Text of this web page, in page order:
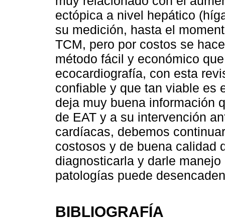
ectópica a nivel hepático
su medición, hasta el
TCM, pero por costos se
método fácil y económico
ecocardiografía, con esta
confiable y que tan viable es
deja muy buena información
de EAT y a su intervención
cardíacas, debemos
costosos y de buena calidad
diagnosticarla y darle
patologías puede
BIBLIOGRAFÍA